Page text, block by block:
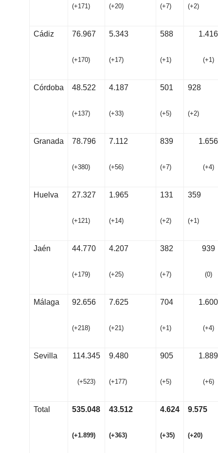
(+171) (+20) (+7) (+2)
Cádiz 76.967
(+170)
5.343
(+17)
588
(+1)
1.416
(+1)
Córdoba 48.522
(+137)
4.187
(+33)
501
(+5)
928
(+2)
Granada 78.796
(+380)
7.112
(+56)
839
(+7)
1.656
(+4)
Huelva 27.327
(+121)
1.965
(+14)
131
(+2)
359
(+1)
Jaén 44.770
(+179)
4.207
(+25)
382
(+7)
939
(0)
Málaga 92.656
(+218)
7.625
(+21)
704
(+1)
1.600
(+4)
Sevilla 114.345
(+523)
9.480
(+177)
905
(+5)
1.889
(+6)
Total 535.048
(+1.899)
43.512
(+363)
4.624
(+35)
9.575
(+20)